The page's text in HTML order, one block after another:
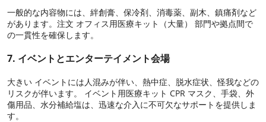
一般的な内容物には、絆創膏、保冷剤、消毒薬、副木、鎮痛剤など
があります。注文 オフィス用医療キット（大量） 部門や拠点間で
の一貫性を確保します。
7. イベントとエンターテイメント会場
大きい イベントには人混みが伴い、熱中症、脱水症状、怪我などの
リスクが伴います。 イベント用医療キット CPR マスク、手袋、外
傷用品、水分補給塩は、迅速な介入に不可欠なサポートを提供しま
す。